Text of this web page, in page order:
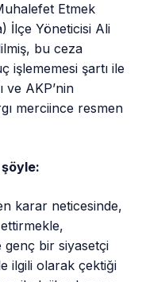
Etmek
İlçe Yöneticisi Ali
bu ceza
işlememesi şartı ile
ve AKP’nin
merciince resmen
şöyle:
karar neticesinde,
genç bir siyasetçi
ilgili olarak çektiği